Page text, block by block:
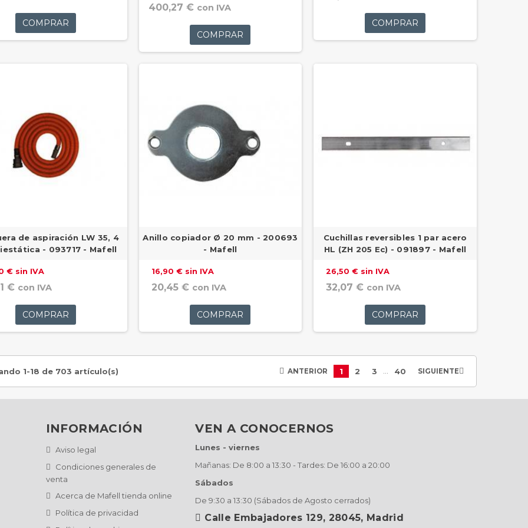
COMPRAR
400,27 € con IVA
COMPRAR
COMPRAR
de aspiración LW 35, 4
- 093717 - Mafell
€ sin IVA
€ con IVA
COMPRAR
Anillo copiador Ø 20 mm - 200693
- Mafell
16,90 € sin IVA
20,45 € con IVA
COMPRAR
Cuchillas reversibles 1 par acero
HL (ZH 205 Ec) - 091897 - Mafell
26,50 € sin IVA
32,07 € con IVA
COMPRAR
1-18 de 703 artículo(s)  ANTERIOR 1 2 3 40 SIGUIENTE 
INFORMACIÓN
Aviso legal
Condiciones generales de
venta
Acerca de Mafell tienda online
Política de privacidad
VEN A CONOCERNOS
Lunes - viernes
Mañanas: De 8:00 a 13:30 - Tardes: De 16:00 a 20:00
Sábados
De 9:30 a 13:30 (Sábados de Agosto cerrados)
Calle Embajadores 129, 28045, Madrid